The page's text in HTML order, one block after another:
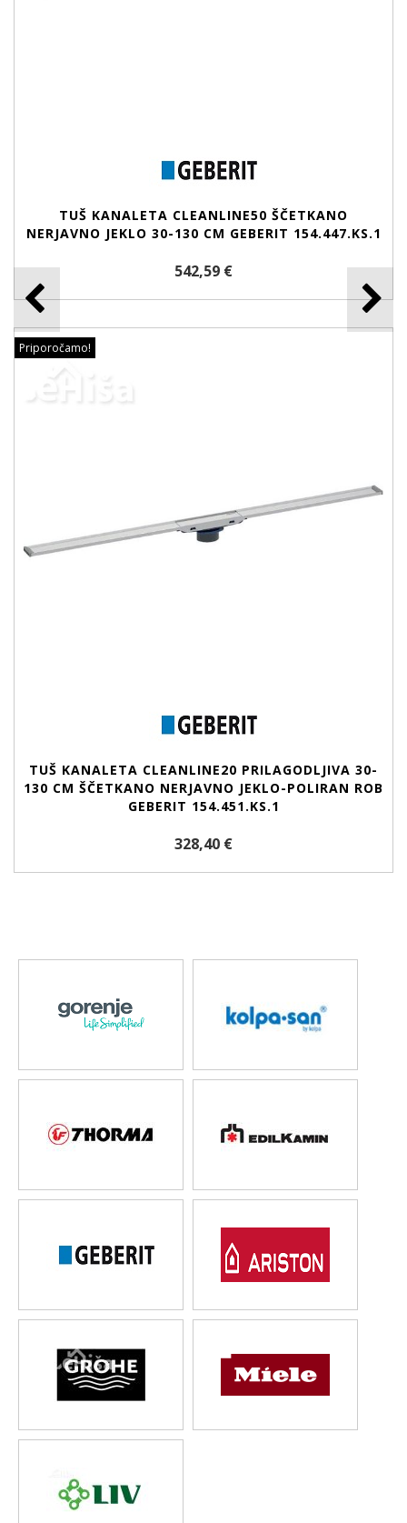
TUŠ KANALETA CLEANLINE50 ŠČETKANO
NERJAVNO JEKLO 30-130 CM GEBERIT 154.447.KS.1
542,59 €
Priporočamo!
TUŠ KANALETA CLEANLINE20 PRILAGODLJIVA 30-
130 CM ŠČETKANO NERJAVNO JEKLO-POLIRAN ROB
GEBERIT 154.451.KS.1
328,40 €